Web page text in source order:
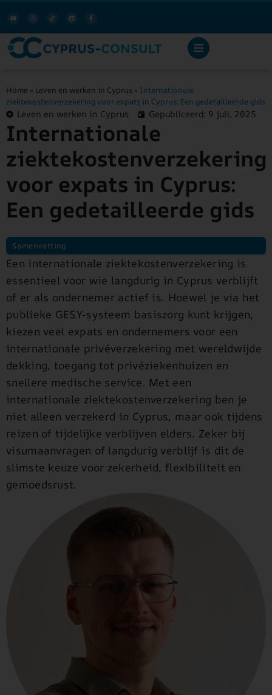
Home » Leven en werken in Cyprus » Internationale
ziektekostenverzekering voor expats in Cyprus: Een gedetailleerde gids
Leven en werken in Cyprus Gepubliceerd: 9 juli, 2025
Internationale
ziektekostenverzekering
voor expats in Cyprus:
Een gedetailleerde gids
Samenvatting
Een internationale ziektekostenverzekering is
essentieel voor wie langdurig in Cyprus verblijft
of er als ondernemer actief is. Hoewel je via het
publieke GESY-systeem basiszorg kunt krijgen,
kiezen veel expats en ondernemers voor een
internationale privéverzekering met wereldwijde
dekking, toegang tot privéziekenhuizen en
snellere medische service. Met een
internationale ziektekostenverzekering ben je
niet alleen verzekerd in Cyprus, maar ook tijdens
reizen of tijdelijke verblijven elders. Zeker bij
visumaanvragen of langdurig verblijf is dit de
slimste keuze voor zekerheid, flexibiliteit en
gemoedsrust.